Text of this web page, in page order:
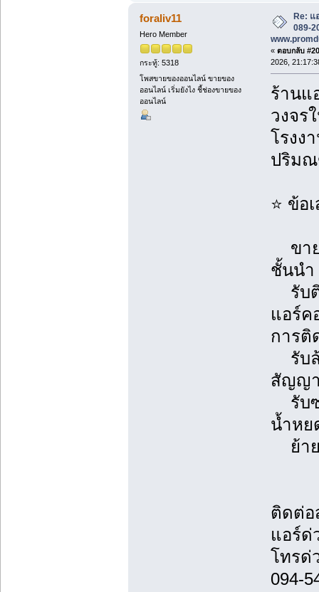
foraliv11
Hero Member
กระทู้: 5318
โพสขายของออนไลน์ ขายของ
ออนไลน์ เริ่มยังไง ชี้ช่องขายของ
ออนไลน์
Re:
089-
« ตอบกลับ
2026,
ร้านแ
วงจร
โรงง
ปริม
⭐ ข้อ
ขาย
ชั้นนำ
รับติ
แอร์ค
การติ
รับล้
สัญญา
รับซ่
น้ำหย
ย้าย
ติดต่อ
แอร์ด่
โทรด่
094-